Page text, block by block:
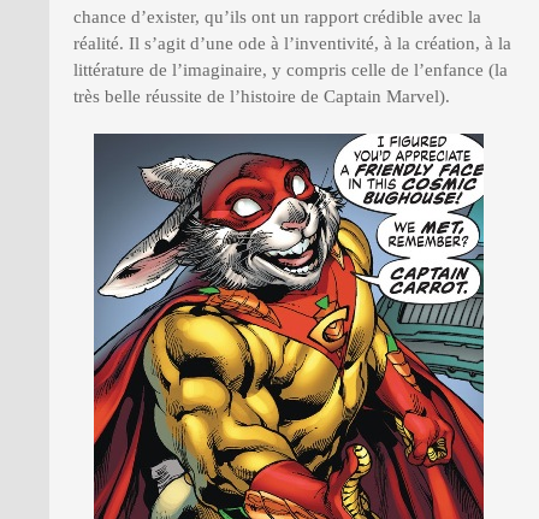
chance d’exister, qu’ils ont un rapport crédible avec la
réalité. Il s’agit d’une ode à l’inventivité, à la création, à la
littérature de l’imaginaire, y compris celle de l’enfance (la
très belle réussite de l’histoire de Captain Marvel).